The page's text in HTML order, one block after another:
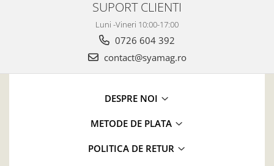
SUPORT CLIENTI
Luni -Vineri 10:00-17:00
0726 604 392
contact@syamag.ro
DESPRE NOI
METODE DE PLATA
POLITICA DE RETUR